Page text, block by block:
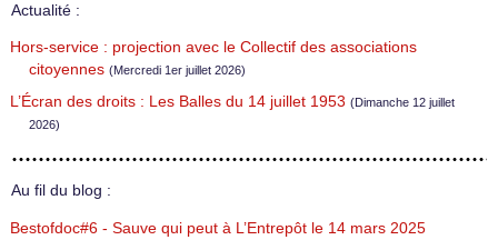
Actualité :
Hors-service : projection avec le Collectif des associations
citoyennes (Mercredi 1er juillet 2026)
L’Écran des droits : Les Balles du 14 juillet 1953 (Dimanche 12 juillet
2026)
Au fil du blog :
Bestofdoc#6 - Sauve qui peut à L’Entrepôt le 14 mars 2025